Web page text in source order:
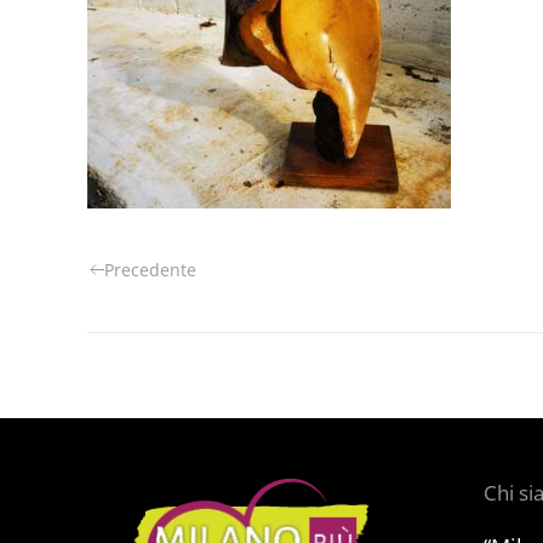
Precedente
Chi